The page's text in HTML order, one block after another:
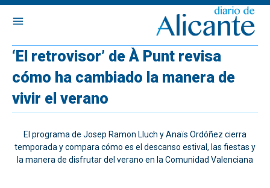
‘El retrovisor’ de À Punt revisa
cómo ha cambiado la manera de
vivir el verano
El programa de Josep Ramon Lluch y Anaïs Ordóñez cierra
temporada y compara cómo es el descanso estival, las fiestas y
la manera de disfrutar del verano en la Comunidad Valenciana